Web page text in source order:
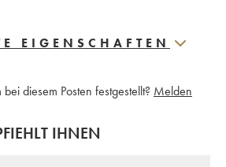
EIGENSCHAFTEN
diesem Posten festgestellt? Melden
IHNEN